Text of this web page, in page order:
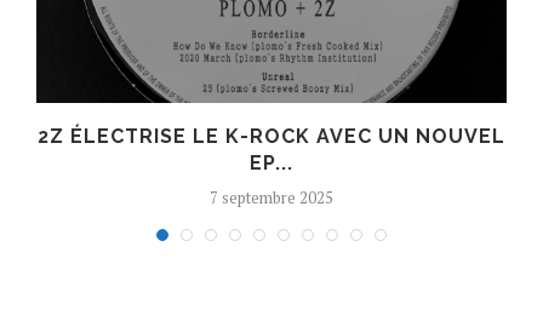
2Z ÉLECTRISE LE K-ROCK AVEC UN NOUVEL
EP...
7 septembre 2025